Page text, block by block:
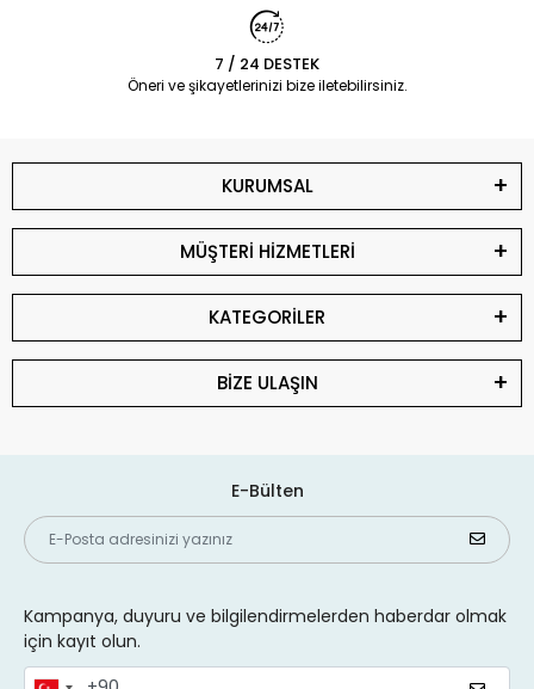
7 / 24 DESTEK
Öneri ve şikayetlerinizi bize iletebilirsiniz.
KURUMSAL
MÜŞTERİ HİZMETLERİ
KATEGORİLER
BİZE ULAŞIN
E-Bülten
Kampanya, duyuru ve bilgilendirmelerden haberdar olmak
için kayıt olun.